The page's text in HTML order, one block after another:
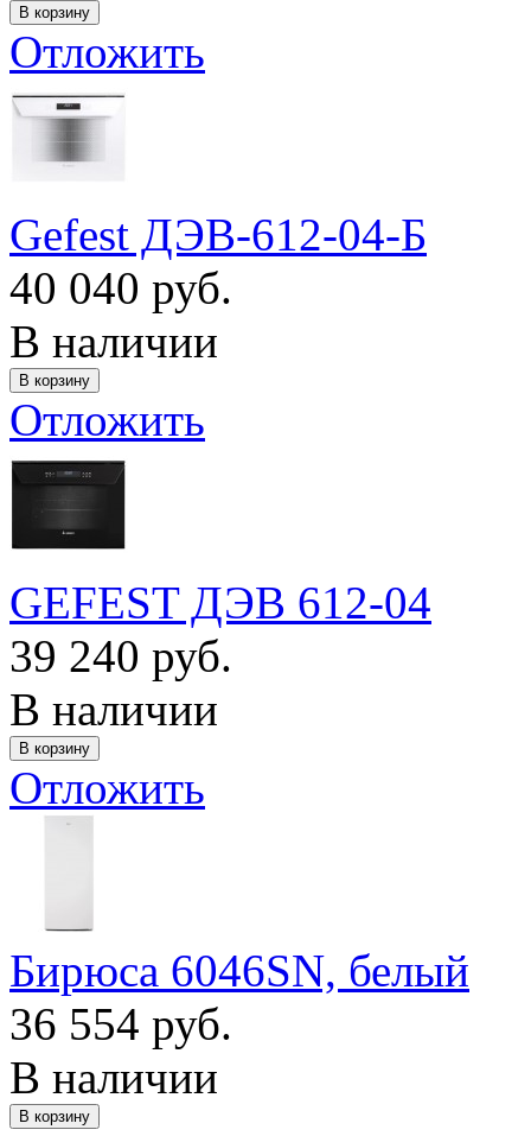
Отложить
Gefest ДЭВ-612-04-Б
40 040 руб.
В наличии
Отложить
GEFEST ДЭВ 612-04
39 240 руб.
В наличии
Отложить
Бирюса 6046SN, белый
36 554 руб.
В наличии